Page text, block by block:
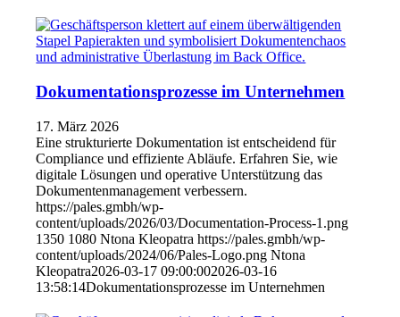
Dokumentationsprozesse im Unternehmen
17. März 2026
Eine strukturierte Dokumentation ist entscheidend für
Compliance und effiziente Abläufe. Erfahren Sie, wie
digitale Lösungen und operative Unterstützung das
Dokumentenmanagement verbessern.
https://pales.gmbh/wp-
content/uploads/2026/03/Documentation-Process-1.png
1350 1080 Ntona Kleopatra https://pales.gmbh/wp-
content/uploads/2024/06/Pales-Logo.png Ntona
Kleopatra2026-03-17 09:00:002026-03-16
13:58:14Dokumentationsprozesse im Unternehmen